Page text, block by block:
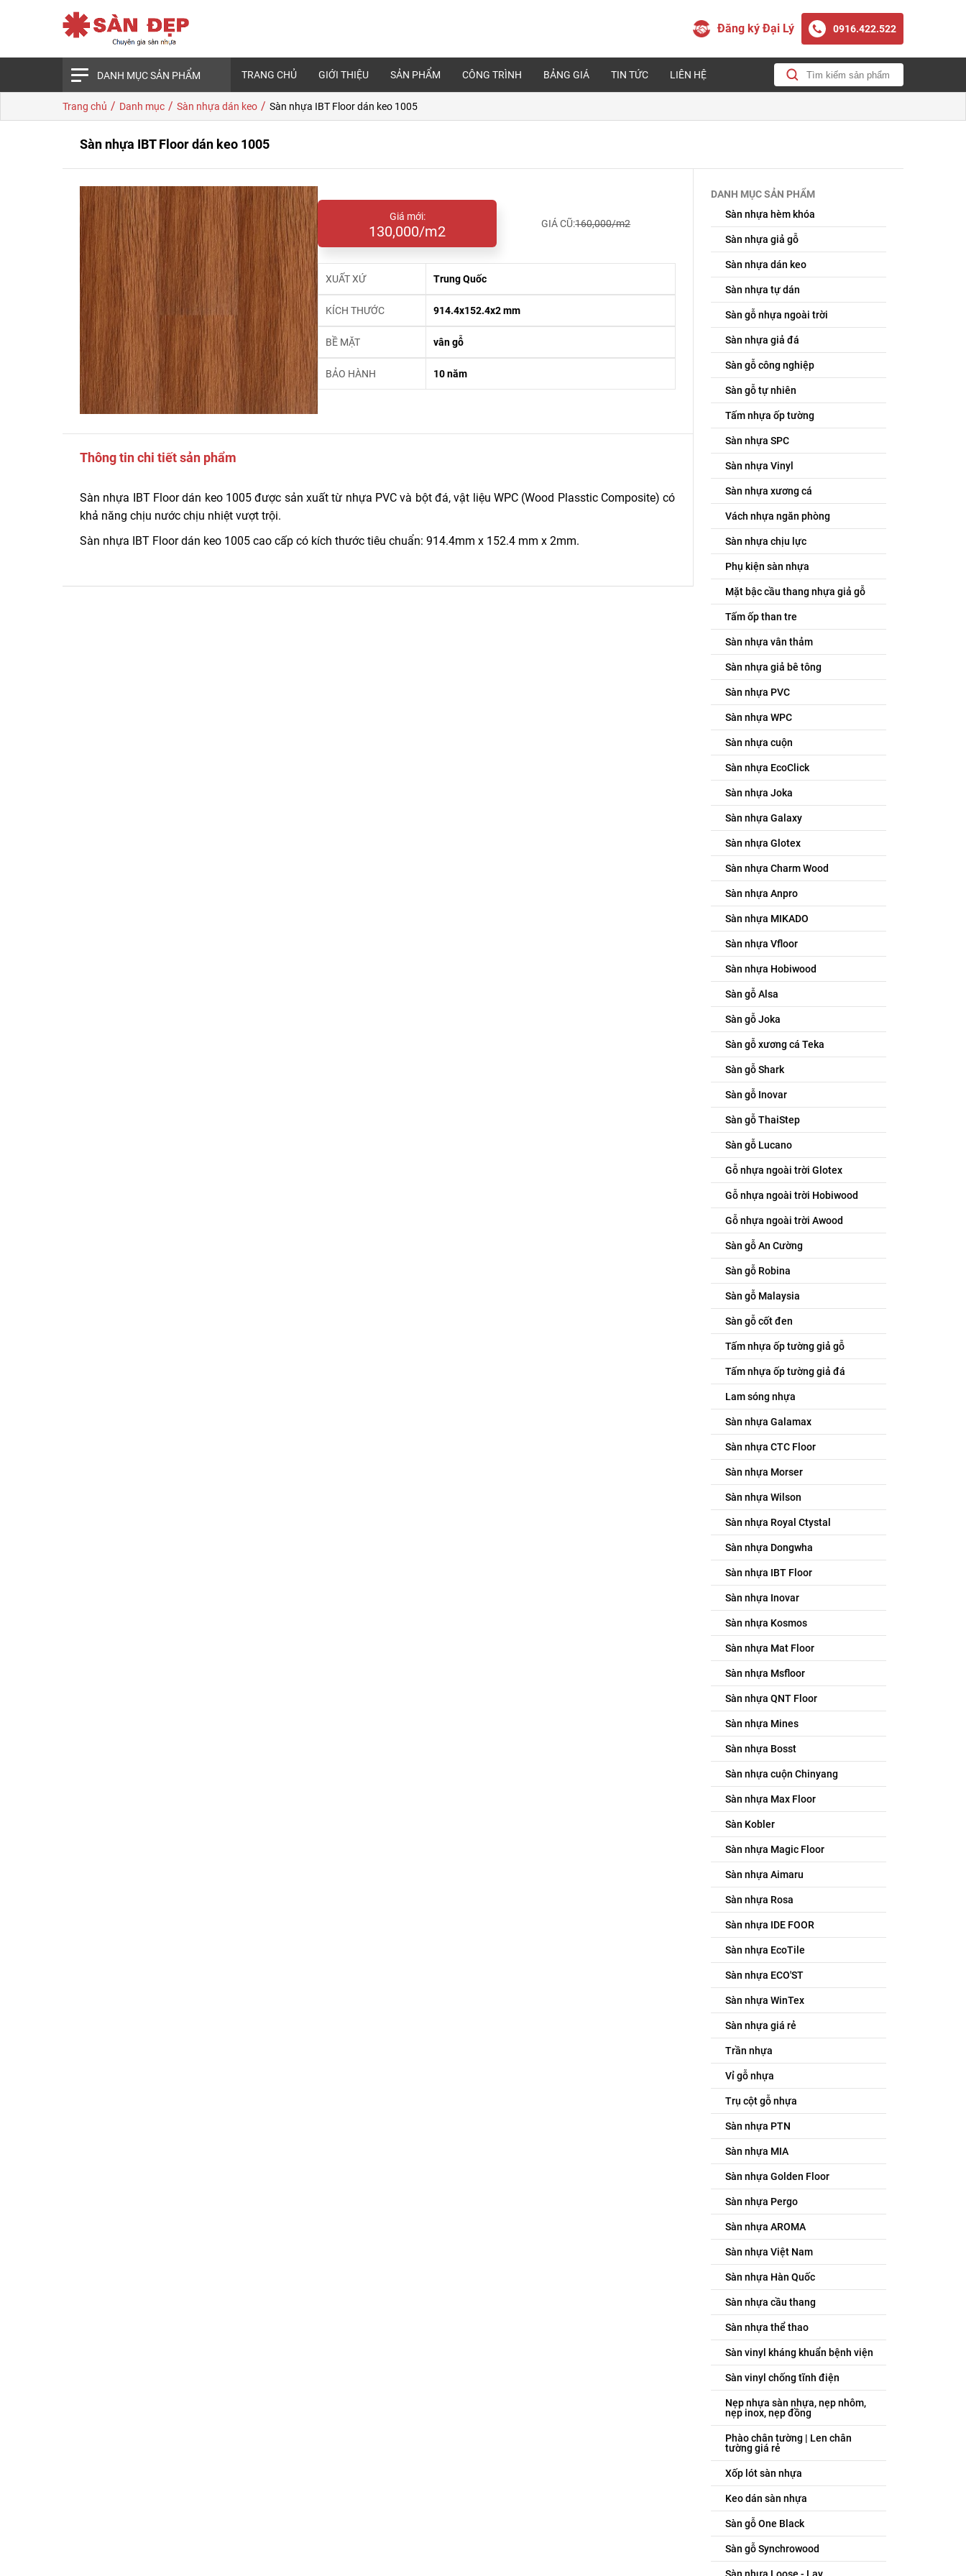
Đăng ký Đại Lý 0916.422.522
DANH MỤC SẢN PHẨM TRANG CHỦ GIỚI THIỆU SẢN PHẨM CÔNG TRÌNH BẢNG GIÁ TIN TỨC LIÊN HỆ
Trang chủ / Danh mục / Sàn nhựa dán keo / Sàn nhựa IBT Floor dán keo 1005
Sàn nhựa IBT Floor dán keo 1005
Giá mới:
130,000/m2 GIÁ CŨ:160,000/m2
XUẤT XỨ Trung Quốc
KÍCH THƯỚC 914.4x152.4x2 mm
BỀ MẶT vân gỗ
BẢO HÀNH 10 năm
Thông tin chi tiết sản phẩm
Sàn nhựa IBT Floor dán keo 1005 được sản xuất từ nhựa PVC và bột đá, vật liệu WPC (Wood Plasstic Composite) có
khả năng chịu nước chịu nhiệt vượt trội.
Sàn nhựa IBT Floor dán keo 1005 cao cấp có kích thước tiêu chuẩn: 914.4mm x 152.4 mm x 2mm.
DANH MỤC SẢN PHẨM
Sàn nhựa hèm khóa
Sàn nhựa giả gỗ
Sàn nhựa dán keo
Sàn nhựa tự dán
Sàn gỗ nhựa ngoài trời
Sàn nhựa giả đá
Sàn gỗ công nghiệp
Sàn gỗ tự nhiên
Tấm nhựa ốp tường
Sàn nhựa SPC
Sàn nhựa Vinyl
Sàn nhựa xương cá
Vách nhựa ngăn phòng
Sàn nhựa chịu lực
Phụ kiện sàn nhựa
Mặt bậc cầu thang nhựa giả gỗ
Tấm ốp than tre
Sàn nhựa vân thảm
Sàn nhựa giả bê tông
Sàn nhựa PVC
Sàn nhựa WPC
Sàn nhựa cuộn
Sàn nhựa EcoClick
Sàn nhựa Joka
Sàn nhựa Galaxy
Sàn nhựa Glotex
Sàn nhựa Charm Wood
Sàn nhựa Anpro
Sàn nhựa MIKADO
Sàn nhựa Vfloor
Sàn nhựa Hobiwood
Sàn gỗ Alsa
Sàn gỗ Joka
Sàn gỗ xương cá Teka
Sàn gỗ Shark
Sàn gỗ Inovar
Sàn gỗ ThaiStep
Sàn gỗ Lucano
Gỗ nhựa ngoài trời Glotex
Gỗ nhựa ngoài trời Hobiwood
Gỗ nhựa ngoài trời Awood
Sàn gỗ An Cường
Sàn gỗ Robina
Sàn gỗ Malaysia
Sàn gỗ cốt đen
Tấm nhựa ốp tường giả gỗ
Tấm nhựa ốp tường giả đá
Lam sóng nhựa
Sàn nhựa Galamax
Sàn nhựa CTC Floor
Sàn nhựa Morser
Sàn nhựa Wilson
Sàn nhựa Royal Ctystal
Sàn nhựa Dongwha
Sàn nhựa IBT Floor
Sàn nhựa Inovar
Sàn nhựa Kosmos
Sàn nhựa Mat Floor
Sàn nhựa Msfloor
Sàn nhựa QNT Floor
Sàn nhựa Mines
Sàn nhựa Bosst
Sàn nhựa cuộn Chinyang
Sàn nhựa Max Floor
Sàn Kobler
Sàn nhựa Magic Floor
Sàn nhựa Aimaru
Sàn nhựa Rosa
Sàn nhựa IDE FOOR
Sàn nhựa EcoTile
Sàn nhựa ECO'ST
Sàn nhựa WinTex
Sàn nhựa giá rẻ
Trần nhựa
Vỉ gỗ nhựa
Trụ cột gỗ nhựa
Sàn nhựa PTN
Sàn nhựa MIA
Sàn nhựa Golden Floor
Sàn nhựa Pergo
Sàn nhựa AROMA
Sàn nhựa Việt Nam
Sàn nhựa Hàn Quốc
Sàn nhựa cầu thang
Sàn nhựa thể thao
Sàn vinyl kháng khuẩn bệnh viện
Sàn vinyl chống tĩnh điện
Nẹp nhựa sàn nhựa, nẹp nhôm,
nẹp inox, nẹp đồng
Phào chân tường | Len chân
tường giá rẻ
Xốp lót sàn nhựa
Keo dán sàn nhựa
Sàn gỗ One Black
Sàn gỗ Synchrowood